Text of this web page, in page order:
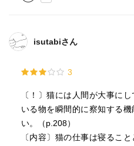
isutabiさん
3
〔！〕猫には人間が大事に
いる物を瞬間的に察知する
い。（p.208）
〔内容〕猫の仕事は寝るこ